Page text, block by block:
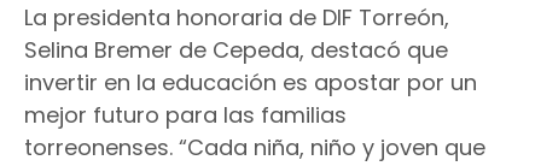
La presidenta honoraria de DIF Torreón,
Selina Bremer de Cepeda, destacó que
invertir en la educación es apostar por un
mejor futuro para las familias
torreonenses. “Cada niña, niño y joven que